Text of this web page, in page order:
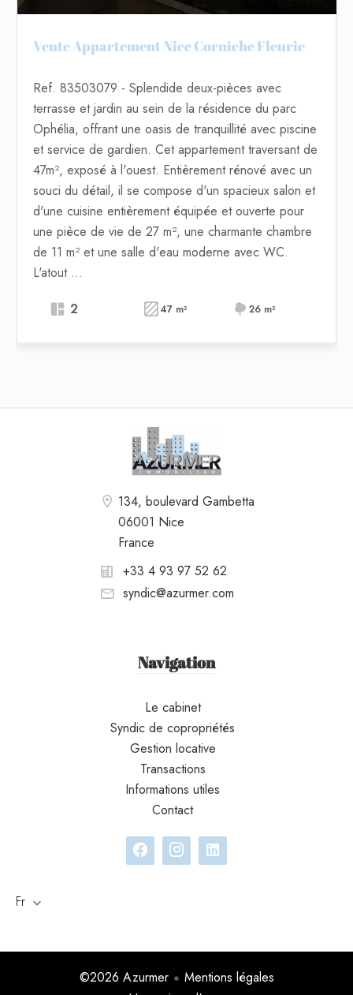
Vente Appartement Nice Corniche Fleurie
Ref. 83503079 - Splendide deux-pièces avec
terrasse et jardin au sein de la résidence du parc
Ophélia, offrant une oasis de tranquillité avec piscine
et service de gardien. Cet appartement traversant de
47m², exposé à l'ouest. Entièrement rénové avec un
souci du détail, il se compose d'un spacieux salon et
d'une cuisine entièrement équipée et ouverte pour
une pièce de vie de 27 m², une charmante chambre
de 11 m² et une salle d'eau moderne avec WC.
L'atout ...
2
47 m² 26 m²
134, boulevard Gambetta
06001 Nice
France
+33 4 93 97 52 62
syndic@azurmer.com
Navigation
Le cabinet
Syndic de copropriétés
Gestion locative
Transactions
Informations utiles
Contact
Fr
©2026 Azurmer
Mentions légales